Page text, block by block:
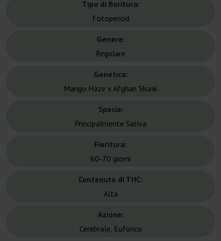
Tipo di fioritura:
Fotoperiod
Genere:
Regolare
Genetica:
Mango Haze x Afghan Skunk
Specie:
Principalmente Sativa
Fioritura:
60-70 giorni
Contenuto di THC:
Alta
Azione:
Cerebrale, Euforico